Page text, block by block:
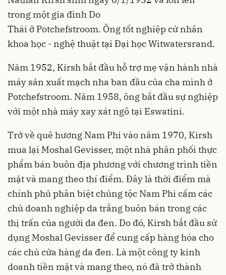
trong một gia đình Do
Thái ở Potchefstroom. Ông tốt nghiệp cử nhân
khoa học - nghệ thuật tại Đại học Witwatersrand.
Năm 1952, Kirsh bắt đầu hỗ trợ mẹ vận hành nhà
máy sản xuất mạch nha ban đầu của cha mình ở
Potchefstroom. Năm 1958, ông bắt đầu sự nghiệp
với một nhà máy xay xát ngô tại Eswatini.
Trở về quê hương Nam Phi vào năm 1970, Kirsh
mua lại Moshal Gevisser, một nhà phân phối thực
phẩm bán buôn địa phương với chương trình tiền
mặt và mang theo thí điểm. Đây là thời điểm mà
chính phủ phân biệt chủng tộc Nam Phi cấm các
chủ doanh nghiệp da trắng buôn bán trong các
thị trấn của người da đen. Do đó, Kirsh bắt đầu sử
dụng Moshal Gevisser để cung cấp hàng hóa cho
các chủ cửa hàng da đen. Là một công ty kinh
doanh tiền mặt và mang theo, nó đã trở thành